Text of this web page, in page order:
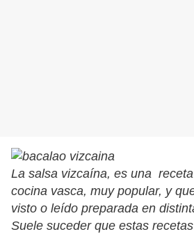
La salsa vizcaína, es una
cocina vasca, muy popular, y
visto o leído preparada en
Suele suceder que estas